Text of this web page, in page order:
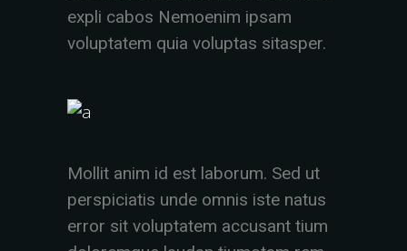
expli cabos Nemoenim ipsam
voluptatem quia voluptas sitasper.
Mollit anim id est laborum. Sed ut
perspiciatis unde omnis iste natus
error sit voluptatem accusant tium